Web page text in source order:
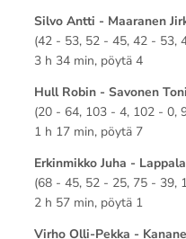
Silvo Antti - Maaranen
(42 - 53, 52 - 45, 42 - 53,
3 h 34 min, pöytä 4
Hull Robin - Savonen
(20 - 64, 103 - 4, 102 - 0,
1 h 17 min, pöytä 7
Erkinmikko Juha -
(68 - 45, 52 - 25, 75 - 39,
2 h 57 min, pöytä 1
Virho Olli-Pekka -